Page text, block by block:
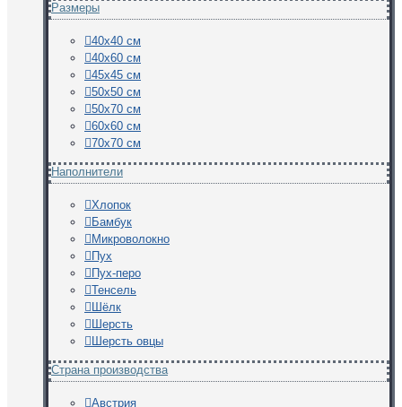
Размеры
40х40 см
40х60 см
45х45 см
50х50 см
50х70 см
60х60 см
70х70 см
Наполнители
Хлопок
Бамбук
Микроволокно
Пух
Пух-перо
Тенсель
Шёлк
Шерсть
Шерсть овцы
Страна производства
Австрия